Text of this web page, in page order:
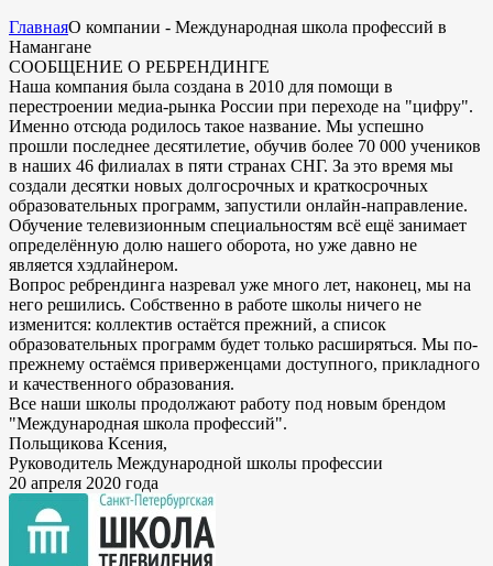
ГлавнаяО компании - Международная школа профессий в
Намангане
СООБЩЕНИЕ О РЕБРЕНДИНГЕ
Наша компания была создана в 2010 для помощи в
перестроении медиа-рынка России при переходе на "цифру".
Именно отсюда родилось такое название. Мы успешно
прошли последнее десятилетие, обучив более 70 000 учеников
в наших 46 филиалах в пяти странах СНГ. За это время мы
создали десятки новых долгосрочных и краткосрочных
образовательных программ, запустили онлайн-направление.
Обучение телевизионным специальностям всё ещё занимает
определённую долю нашего оборота, но уже давно не
является хэдлайнером.
Вопрос ребрендинга назревал уже много лет, наконец, мы на
него решились. Собственно в работе школы ничего не
изменится: коллектив остаётся прежний, а список
образовательных программ будет только расширяться. Мы по-
прежнему остаёмся приверженцами доступного, прикладного
и качественного образования.
Все наши школы продолжают работу под новым брендом
"Международная школа профессий".
Польщикова Ксения,
Руководитель Международной школы профессии
20 апреля 2020 года